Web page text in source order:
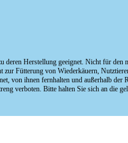
Herstellung geeignet. Nicht für den
Fütterung von Wiederkäuern,
von ihnen fernhalten und außerhalb
verboten. Bitte halten Sie sich an die